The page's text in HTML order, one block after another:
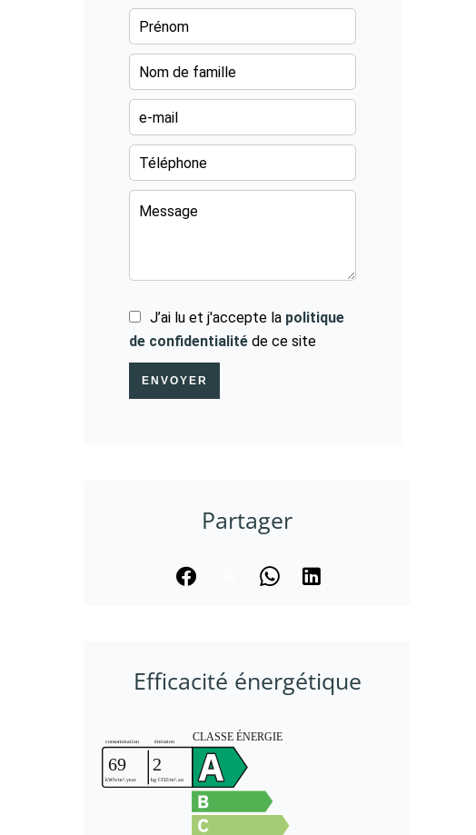
J’ai lu et j'accepte la politique
de confidentialité de ce site
ENVOYER
Partager
Efficacité énergétique